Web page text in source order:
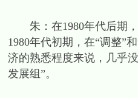
朱：在1980年代后期，
1980年代初期，在“调整”
济的熟悉程度来说，几乎
发展组”。